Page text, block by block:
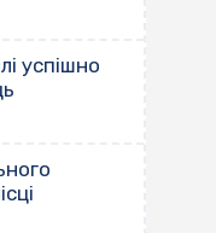
успішно